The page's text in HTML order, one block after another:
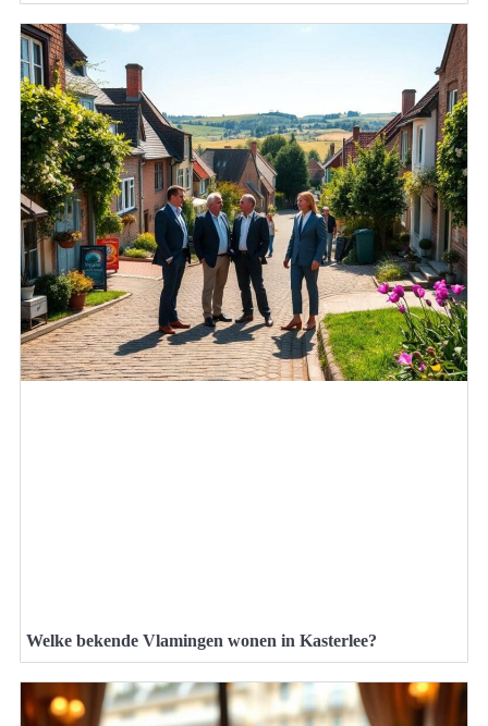
Welke bekende Vlamingen wonen in Kasterlee?